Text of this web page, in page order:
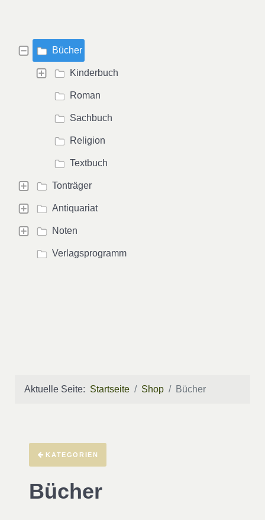
Bücher
Kinderbuch
Roman
Sachbuch
Religion
Textbuch
Tonträger
Antiquariat
Noten
Verlagsprogramm
Aktuelle Seite: Startseite Shop Bücher
KATEGORIEN
Bücher